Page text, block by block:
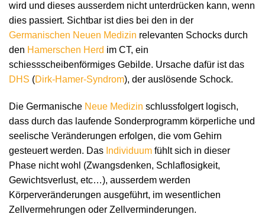
wird und dieses ausserdem nicht unterdrücken kann, wenn
dies passiert. Sichtbar ist dies bei den in der
Germanischen Neuen Medizin relevanten Schocks durch
den Hamerschen Herd im CT, ein
schiessscheibenförmiges Gebilde. Ursache dafür ist das
DHS (Dirk-Hamer-Syndrom), der auslösende Schock.
Die Germanische Neue Medizin schlussfolgert logisch,
dass durch das laufende Sonderprogramm körperliche und
seelische Veränderungen erfolgen, die vom Gehirn
gesteuert werden. Das Individuum fühlt sich in dieser
Phase nicht wohl (Zwangsdenken, Schlaflosigkeit,
Gewichtsverlust, etc…), ausserdem werden
Körperveränderungen ausgeführt, im wesentlichen
Zellvermehrungen oder Zellverminderungen.